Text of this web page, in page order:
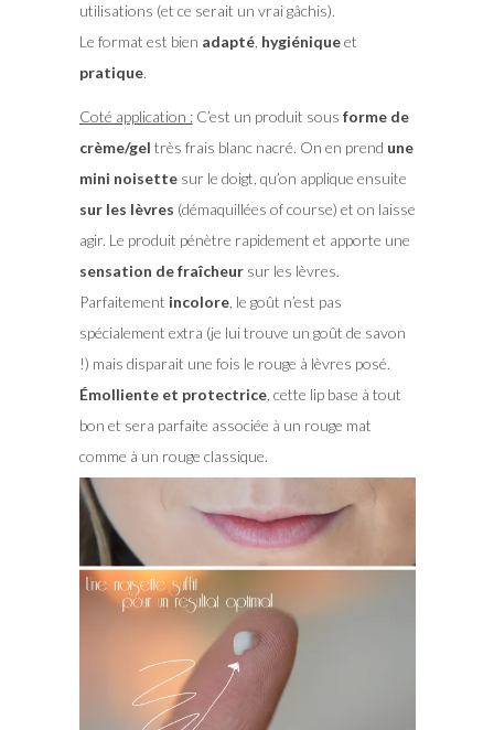
utilisations (et ce serait un vrai gâchis).
Le format est bien adapté, hygiéniqueet
pratique.
Coté application :C’est un produit sous forme de
crème/gel très frais blanc nacré. On en prend une
mini noisettesur le doigt, qu’on applique ensuite
sur les lèvres (démaquillées of course) et on laisse
agir. Le produit pénètre rapidement et apporte une
sensation de fraîcheursur les lèvres.
Parfaitement incolore, le goût n’est pas
spécialement extra (je lui trouve un goût de savon
!) mais disparait une fois le rouge à lèvres posé.
Émolliente et protectrice, cette lip base à tout
bon et sera parfaite associée à un rouge mat
comme à un rouge classique.